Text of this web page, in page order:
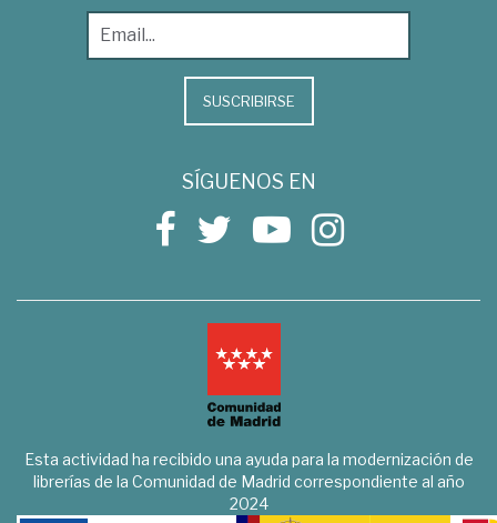
SUSCRIBIRSE
SÍGUENOS EN
Esta actividad ha recibido una ayuda para la modernización de
librerías de la Comunidad de Madrid correspondiente al año
2024